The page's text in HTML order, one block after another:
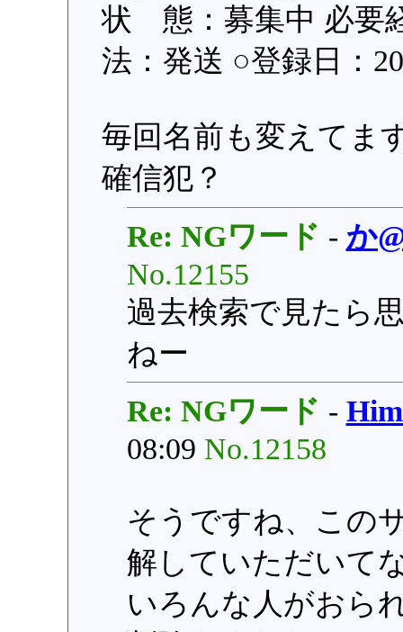
状 態：募集中 必要
法：発送 ○登録日：
毎回名前も変えてま
確信犯？
Re: NGワード - か
No.12155
過去検索で見たら
ねー
Re: NGワード -
08:09 No.12158
そうですね、この
解していただいて
いろんな人がおら